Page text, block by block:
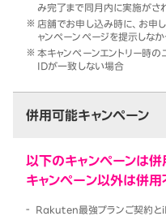
み完了まで同月内に実施がさ
店舗でお申し込み時に、お申
ャンペーンページを提示しな
本キャンペーンエントリー時
IDが一致しない場合
併用可能キャンペーン
以下のキャンペーンは併
キャンペーン以外は併用
Rakuten最強プランご契約と